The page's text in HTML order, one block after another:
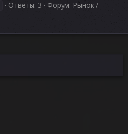
Ответы: 3 Форум: Рынок /